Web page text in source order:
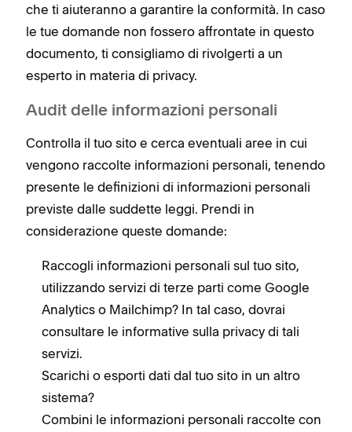
che ti aiuteranno a garantire la conformità. In caso
le tue domande non fossero affrontate in questo
documento, ti consigliamo di rivolgerti a un
esperto in materia di privacy.
Audit delle informazioni personali
Controlla il tuo sito e cerca eventuali aree in cui
vengono raccolte informazioni personali, tenendo
presente le definizioni di informazioni personali
previste dalle suddette leggi. Prendi in
considerazione queste domande:
Raccogli informazioni personali sul tuo sito,
utilizzando servizi di terze parti come Google
Analytics o Mailchimp? In tal caso, dovrai
consultare le informative sulla privacy di tali
servizi.
Scarichi o esporti dati dal tuo sito in un altro
sistema?
Combini le informazioni personali raccolte con